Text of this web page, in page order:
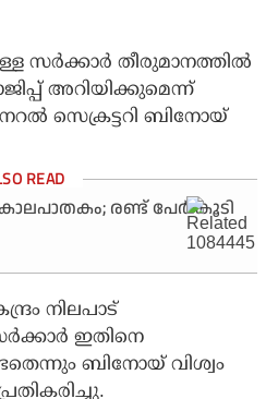
സര്‍ക്കാര്‍ തീരുമാനത്തില്‍
അറിയിക്കുമെന്ന്
സെക്രട്ടറി ബിനോയ്
രണ്ട് പേര്‍ കൂടി
നിലപാട്
സര്‍ക്കാര്‍ ഇതിനെ
ബിനോയ് വിശ്വം